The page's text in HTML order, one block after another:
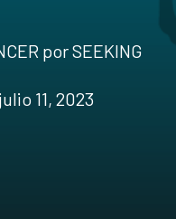
por SEEKING
11, 2023